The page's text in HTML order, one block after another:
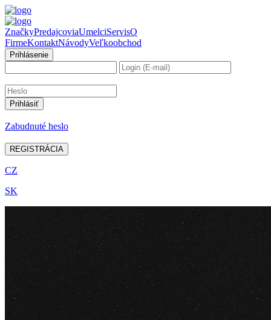
ZnačkyPredajcoviaUmelciServisO
FirmeKontaktNávodyVeľkoobchod
Prihlásenie
Zabudnuté heslo
REGISTRÁCIA
CZ
SK